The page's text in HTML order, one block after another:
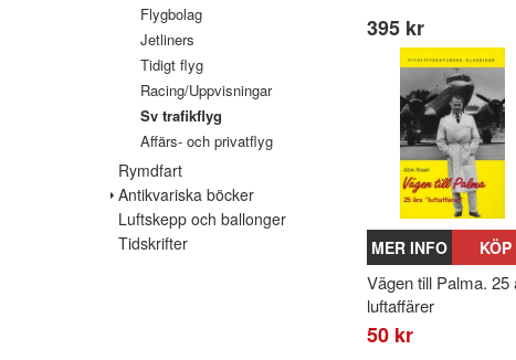
Flygbolag
Jetliners
Tidigt flyg
Racing/Uppvisningar
Sv trafikflyg
Affärs- och privatflyg
Rymdfart
Antikvariska böcker
Luftskepp och ballonger
Tidskrifter
395 kr
MER INFO KÖP
Vägen till Palma. 25
luftaffärer
50 kr